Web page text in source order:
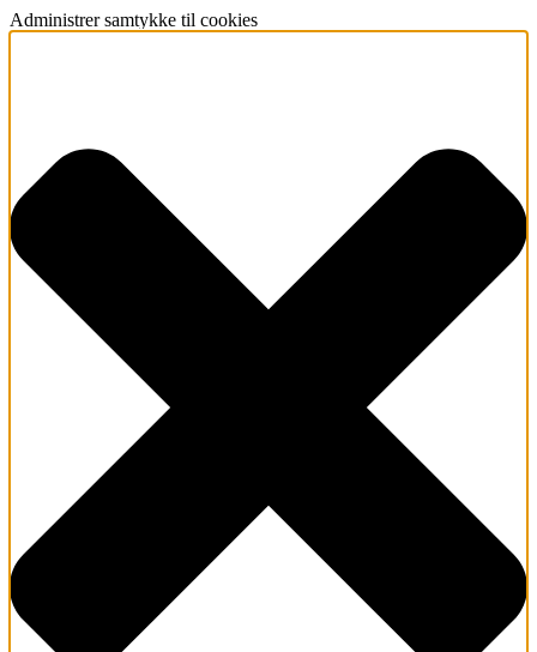
Administrer samtykke til cookies